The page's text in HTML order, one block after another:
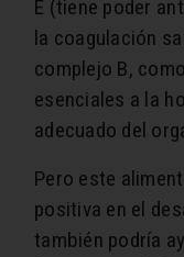
E (tiene poder
la coagulación
complejo B,
esenciales a la
adecuado del
Pero este
positiva en el
también podría